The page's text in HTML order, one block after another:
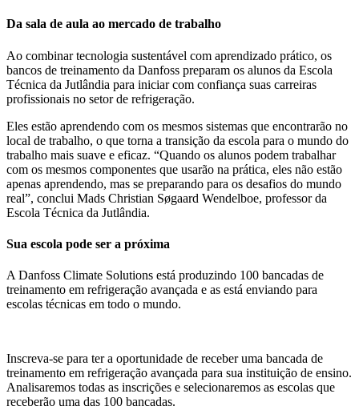
Da sala de aula ao mercado de trabalho
Ao combinar tecnologia sustentável com aprendizado prático, os
bancos de treinamento da Danfoss preparam os alunos da Escola
Técnica da Jutlândia para iniciar com confiança suas carreiras
profissionais no setor de refrigeração.
Eles estão aprendendo com os mesmos sistemas que encontrarão no
local de trabalho, o que torna a transição da escola para o mundo do
trabalho mais suave e eficaz. “Quando os alunos podem trabalhar
com os mesmos componentes que usarão na prática, eles não estão
apenas aprendendo, mas se preparando para os desafios do mundo
real”, conclui Mads Christian Søgaard Wendelboe, professor da
Escola Técnica da Jutlândia.
Sua escola pode ser a próxima
A Danfoss Climate Solutions está produzindo 100 bancadas de
treinamento em refrigeração avançada e as está enviando para
escolas técnicas em todo o mundo.
Inscreva-se para ter a oportunidade de receber uma bancada de
treinamento em refrigeração avançada para sua instituição de ensino.
Analisaremos todas as inscrições e selecionaremos as escolas que
receberão uma das 100 bancadas.